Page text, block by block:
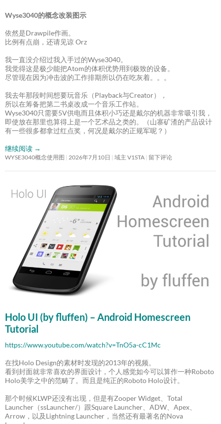
Wyse3040的概念改装图示
依然是Drawpile作画。
比例有点崩，还请见谅 Orz
我一直没介绍过我入手过的Wyse3040。
我觉得这是极少能把Atom的体积优势用到极致的设备。
尽管现在因为冲击波的工作排期所以仍在吃灰着。。。
我去年那段时间想要玩音乐（Playback与Creator），
所以在筹备把第二书桌改成一个音乐工作站。
Wyse3040只需要5V供电而且体积小巧还是戴尔的机器非常吸引我，
即使放在那里也算得上是一个艺术品之类的。（山寨矿渣的产品设计
有一些很多都拿过红点奖，何况是戴尔的正规军呢？）
继续阅读 →
WYSE3040概念使用图 2026年7月10日 域主 V1STA 留下评论
Holo UI (by fluffen) – Android Homescreen
Tutorial
https://www.youtube.com/watch?v=TnO5a-cC1Mc
在找Holo Design的素材时发现的2013年的视频。
看到封面就非常喜欢的界面设计，个人感觉如今可以算作一种Roboto
Holo美学之中的范畴了。而且是纯正的Roboto Holo设计。
那个时候KLWP还没有出现，但是有Zooper Widget、Total
Launcher（ssLauncher/）跟Square Launcher、ADW、Apex、
Arrow，以及Lightning Launcher，当然还有最著名的Nova